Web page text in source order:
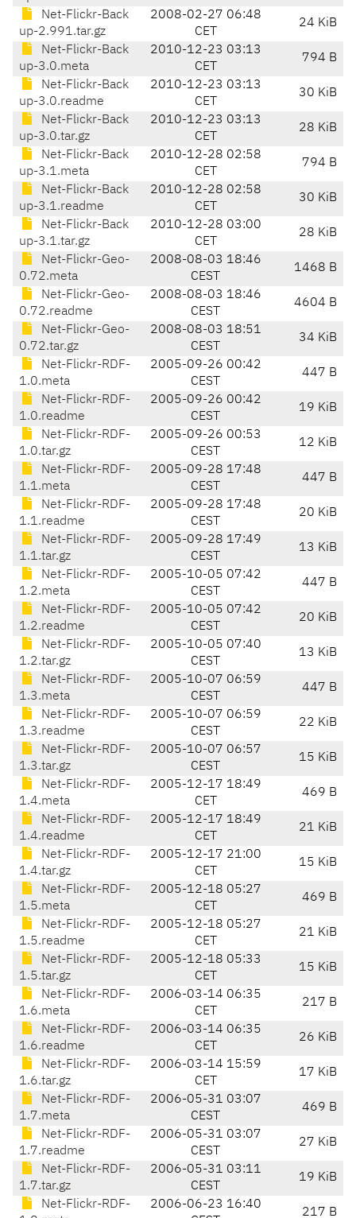
Net-Flickr-Back
up-2.991.tar.gz
2008-02-27 06:48
CET
24 KiB
Net-Flickr-Back
up-3.0.meta
2010-12-23 03:13
CET
794 B
Net-Flickr-Back
up-3.0.readme
2010-12-23 03:13
CET
30 KiB
Net-Flickr-Back
up-3.0.tar.gz
2010-12-23 03:13
CET
28 KiB
Net-Flickr-Back
up-3.1.meta
2010-12-28 02:58
CET
794 B
Net-Flickr-Back
up-3.1.readme
2010-12-28 02:58
CET
30 KiB
Net-Flickr-Back
up-3.1.tar.gz
2010-12-28 03:00
CET
28 KiB
Net-Flickr-Geo-
0.72.meta
2008-08-03 18:46
CEST
1468 B
Net-Flickr-Geo-
0.72.readme
2008-08-03 18:46
CEST
4604 B
Net-Flickr-Geo-
0.72.tar.gz
2008-08-03 18:51
CEST
34 KiB
Net-Flickr-RDF-
1.0.meta
2005-09-26 00:42
CEST
447 B
Net-Flickr-RDF-
1.0.readme
2005-09-26 00:42
CEST
19 KiB
Net-Flickr-RDF-
1.0.tar.gz
2005-09-26 00:53
CEST
12 KiB
Net-Flickr-RDF-
1.1.meta
2005-09-28 17:48
CEST
447 B
Net-Flickr-RDF-
1.1.readme
2005-09-28 17:48
CEST
20 KiB
Net-Flickr-RDF-
1.1.tar.gz
2005-09-28 17:49
CEST
13 KiB
Net-Flickr-RDF-
1.2.meta
2005-10-05 07:42
CEST
447 B
Net-Flickr-RDF-
1.2.readme
2005-10-05 07:42
CEST
20 KiB
Net-Flickr-RDF-
1.2.tar.gz
2005-10-05 07:40
CEST
13 KiB
Net-Flickr-RDF-
1.3.meta
2005-10-07 06:59
CEST
447 B
Net-Flickr-RDF-
1.3.readme
2005-10-07 06:59
CEST
22 KiB
Net-Flickr-RDF-
1.3.tar.gz
2005-10-07 06:57
CEST
15 KiB
Net-Flickr-RDF-
1.4.meta
2005-12-17 18:49
CET
469 B
Net-Flickr-RDF-
1.4.readme
2005-12-17 18:49
CET
21 KiB
Net-Flickr-RDF-
1.4.tar.gz
2005-12-17 21:00
CET
15 KiB
Net-Flickr-RDF-
1.5.meta
2005-12-18 05:27
CET
469 B
Net-Flickr-RDF-
1.5.readme
2005-12-18 05:27
CET
21 KiB
Net-Flickr-RDF-
1.5.tar.gz
2005-12-18 05:33
CET
15 KiB
Net-Flickr-RDF-
1.6.meta
2006-03-14 06:35
CET
217 B
Net-Flickr-RDF-
1.6.readme
2006-03-14 06:35
CET
26 KiB
Net-Flickr-RDF-
1.6.tar.gz
2006-03-14 15:59
CET
17 KiB
Net-Flickr-RDF-
1.7.meta
2006-05-31 03:07
CEST
469 B
Net-Flickr-RDF-
1.7.readme
2006-05-31 03:07
CEST
27 KiB
Net-Flickr-RDF-
1.7.tar.gz
2006-05-31 03:11
CEST
19 KiB
Net-Flickr-RDF-
2006-06-23 16:40
217 B